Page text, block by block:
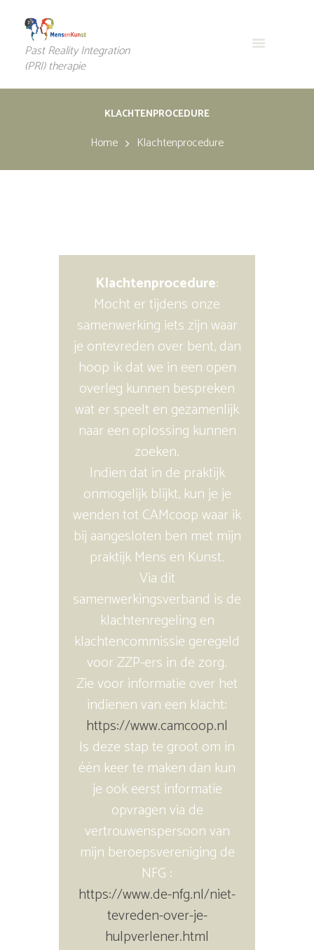
Past Reality Integration
(PRI) therapie
KLACHTENPROCEDURE
Home Klachtenprocedure
Klachtenprocedure:
Mocht er tijdens onze
samenwerking iets zijn waar
je ontevreden over bent, dan
hoop ik dat we in een open
overleg kunnen bespreken
wat er speelt en gezamenlijk
naar een oplossing kunnen
zoeken.
Indien dat in de praktijk
onmogelijk blijkt, kun je je
wenden tot CAMcoop waar ik
bij aangesloten ben met mijn
praktijk Mens en Kunst.
Via dit
samenwerkingsverband is de
klachtenregeling en
klachtencommissie geregeld
voor ZZP-ers in de zorg.
Zie voor informatie over het
indienen van een klacht:
https://www.camcoop.nl
Is deze stap te groot om in
één keer te maken dan kun
je ook eerst informatie
opvragen via de
vertrouwenspersoon van
mijn beroepsvereniging de
NFG :
https://www.de-nfg.nl/niet-
tevreden-over-je-
hulpverlener.html